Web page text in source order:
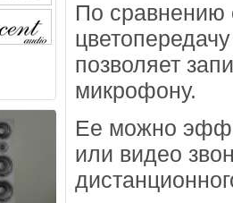
По сравнению
позволяет
микрофону.
Ее можно
или видео